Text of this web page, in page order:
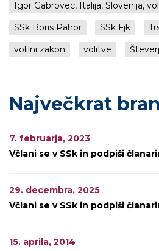
Igor Gabrovec, Italija, Slovenija,
SSk Boris Pahor
SSk Fjk
volilni zakon
volitve
Največkrat
7. februarja, 2023
Včlani se v SSk in podpiši
29. decembra, 2025
Včlani se v SSk in podpiši
15. aprila, 2014